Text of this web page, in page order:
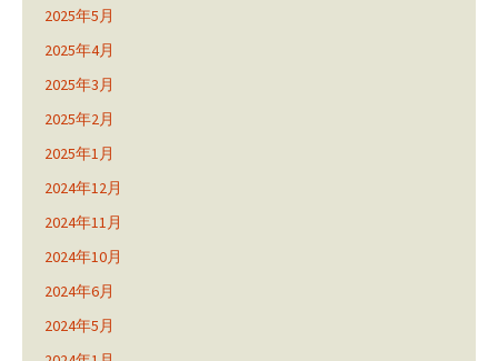
2025年5月
2025年4月
2025年3月
2025年2月
2025年1月
2024年12月
2024年11月
2024年10月
2024年6月
2024年5月